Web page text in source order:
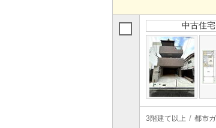
中古住宅
3階建て以上 都市